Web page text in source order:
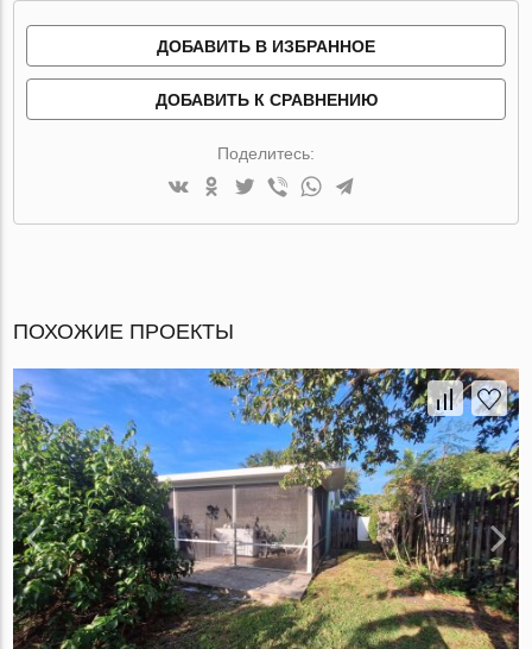
ДОБАВИТЬ В ИЗБРАННОЕ
ДОБАВИТЬ К СРАВНЕНИЮ
Поделитесь:
ПОХОЖИЕ ПРОЕКТЫ